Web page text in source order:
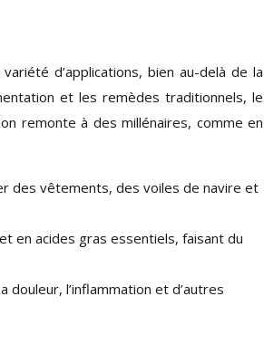
d’applications, bien au-delà de la
et les remèdes traditionnels, le
remonte à des millénaires, comme en
des vêtements, des voiles de navire et
en acides gras essentiels, faisant du
l’inflammation et d’autres